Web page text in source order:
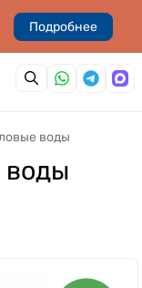
Подробнее
воды
воды